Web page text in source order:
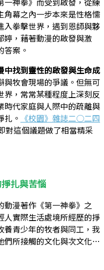
角幕之內一步本來是性格懦
入拳擊世界，遇到恩師與夥
婷，藉著動漫的啟發與激
答案。
中找到靈性的啟發與生命成
與牧會現場的爭議。但無可
，常常某種程度上深刻反
時代家庭與人際中的疏離與
扎。 《校園》雜誌二○二四
對這個議題做了相當精采
扎與苦惱
漫著作《第一神拳》之
人實際生活處境所經歷的掙
養青少年的牧者與同工，我
們所接觸的文化與次文化…